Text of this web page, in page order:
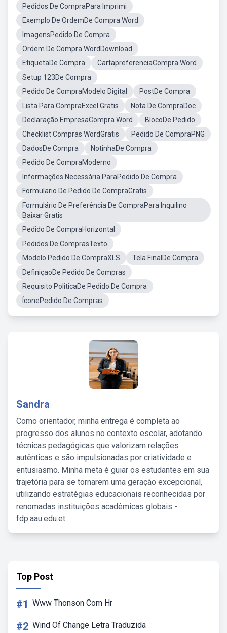
Pedidos De CompraPara Imprimi
Exemplo De OrdemDe Compra Word
ImagensPedido De Compra
Ordem De Compra WordDownload
EtiquetaDe Compra
CartapreferenciaCompra Word
Setup 123De Compra
Pedido De CompraModelo Digital
PostDe Compra
Lista Para CompraExcel Gratis
Nota De CompraDoc
Declaração EmpresaCompra Word
BlocoDe Pedido
Checklist Compras WordGratis
Pedido De CompraPNG
DadosDe Compra
NotinhaDe Compra
Pedido De CompraModerno
Informações Necessária ParaPedido De Compra
Formulario De Pedido De CompraGratis
Formulário De Preferência De CompraPara Inquilino
Baixar Gratis
Pedido De CompraHorizontal
Pedidos De ComprasTexto
Modelo Pedido De CompraXLS
Tela FinalDe Compra
DefiniçaoDe Pedido De Compras
Requisito PoliticaDe Pedido De Compra
ÍconePedido De Compras
Sandra
Como orientador, minha entrega é completa ao
progresso dos alunos no contexto escolar, adotando
técnicas pedagógicas que valorizam relações
autênticas e são impulsionadas por criatividade e
entusiasmo. Minha meta é guiar os estudantes em sua
trajetória para se tornarem uma geração excepcional,
utilizando estratégias educacionais reconhecidas por
renomadas instituições acadêmicas globais -
fdp.aau.edu.et.
Top Post
#1 Www Thonson Com Hr
#2 Wind Of Change Letra Traduzida